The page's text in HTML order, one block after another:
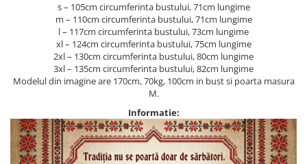
s – 105cm circumferinta bustului, 71cm lungime
m – 110cm circumferinta bustului, 71cm lungime
l – 117cm circumferinta bustului, 73cm lungime
xl – 124cm circumferinta bustului, 75cm lungime
2xl – 130cm circumferinta bustului, 80cm lungime
3xl – 135cm circumferinta bustului, 82cm lungime
Modelul din imagine are 170cm, 70kg, 100cm in bust si poarta masura
M.
Informatie: